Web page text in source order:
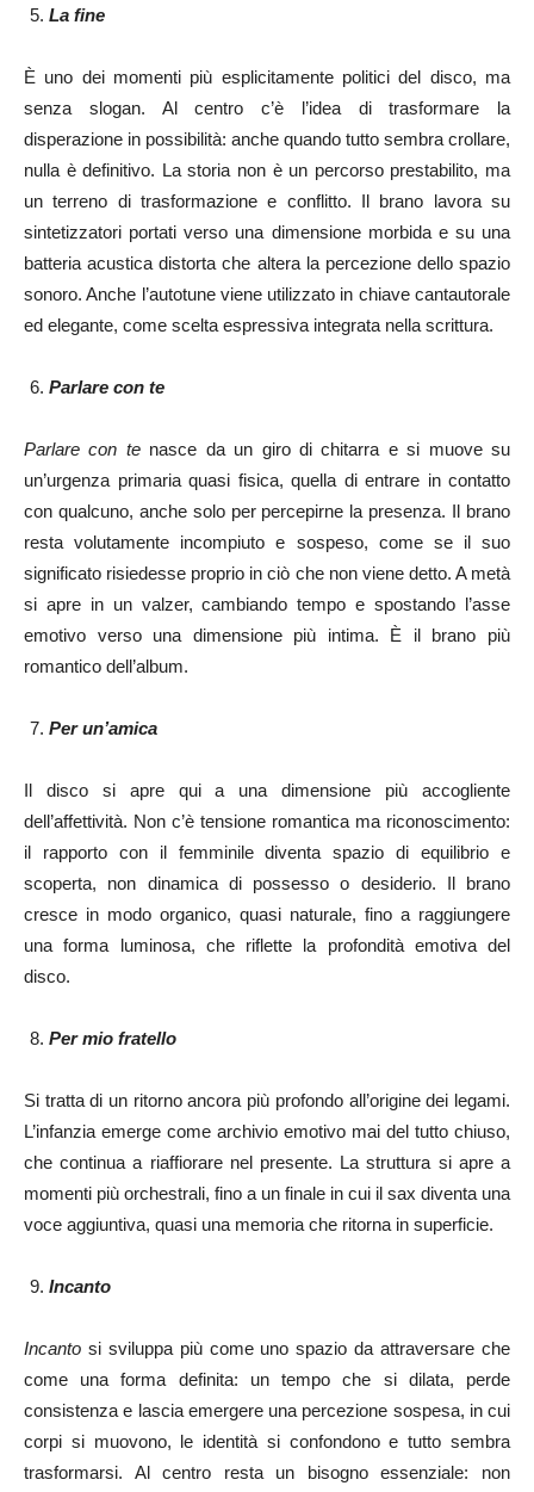
La fine
È uno dei momenti più esplicitamente politici del disco, ma
senza slogan. Al centro c’è l’idea di trasformare la
disperazione in possibilità: anche quando tutto sembra crollare,
nulla è definitivo. La storia non è un percorso prestabilito, ma
un terreno di trasformazione e conflitto. Il brano lavora su
sintetizzatori portati verso una dimensione morbida e su una
batteria acustica distorta che altera la percezione dello spazio
sonoro. Anche l’autotune viene utilizzato in chiave cantautorale
ed elegante, come scelta espressiva integrata nella scrittura.
Parlare con te
Parlare con tenasce da un giro di chitarra e si muove su
un’urgenza primaria quasi fisica, quella di entrare in contatto
con qualcuno, anche solo per percepirne la presenza. Il brano
resta volutamente incompiuto e sospeso, come se il suo
significato risiedesse proprio in ciò che non viene detto. A metà
si apre in un valzer, cambiando tempo e spostando l’asse
emotivo verso una dimensione più intima. È il brano più
romantico dell’album.
Per un’amica
Il disco si apre qui a una dimensione più accogliente
dell’affettività. Non c’è tensione romantica ma riconoscimento:
il rapporto con il femminile diventa spazio di equilibrio e
scoperta, non dinamica di possesso o desiderio. Il brano
cresce in modo organico, quasi naturale, fino a raggiungere
una forma luminosa, che riflette la profondità emotiva del
disco.
Per mio fratello
Si tratta di un ritorno ancora più profondo all’origine dei legami.
L’infanzia emerge come archivio emotivo mai del tutto chiuso,
che continua a riaffiorare nel presente. La struttura si apre a
momenti più orchestrali, fino a un finale in cui il sax diventa una
voce aggiuntiva, quasi una memoria che ritorna in superficie.
Incanto
Incanto si sviluppa più come uno spazio da attraversare che
come una forma definita: un tempo che si dilata, perde
consistenza e lascia emergere una percezione sospesa, in cui
corpi si muovono, le identità si confondono e tutto sembra
trasformarsi. Al centro resta un bisogno essenziale: non